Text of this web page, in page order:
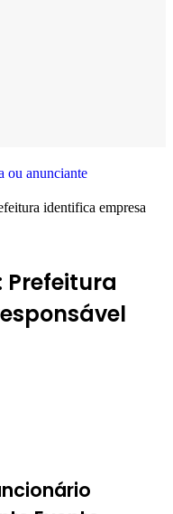
identifica empresa
Prefeitura